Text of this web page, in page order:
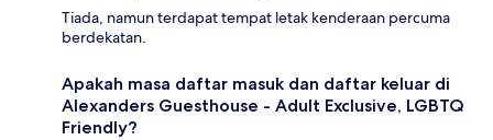
Tiada, namun terdapat tempat letak kenderaan percuma
berdekatan.
Apakah masa daftar masuk dan daftar keluar di
Alexanders Guesthouse - Adult Exclusive, LGBTQ
Friendly?